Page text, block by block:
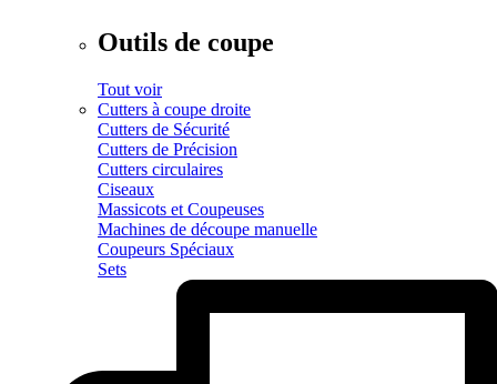
Outils de coupe
Tout voir
Cutters à coupe droite
Cutters de Sécurité
Cutters de Précision
Cutters circulaires
Ciseaux
Massicots et Coupeuses
Machines de découpe manuelle
Coupeurs Spéciaux
Sets